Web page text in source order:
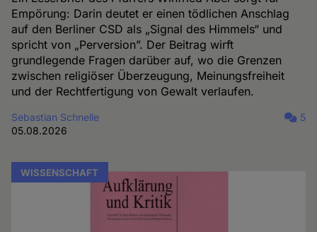
Empörung: Darin deutet er einen tödlichen Anschlag
auf den Berliner CSD als „Signal des Himmels“ und
spricht von „Perversion”. Der Beitrag wirft
grundlegende Fragen darüber auf, wo die Grenzen
zwischen religiöser Überzeugung, Meinungsfreiheit
und der Rechtfertigung von Gewalt verlaufen.
Sebastian Schnelle
05.08.2026
5
WISSENSCHAFT